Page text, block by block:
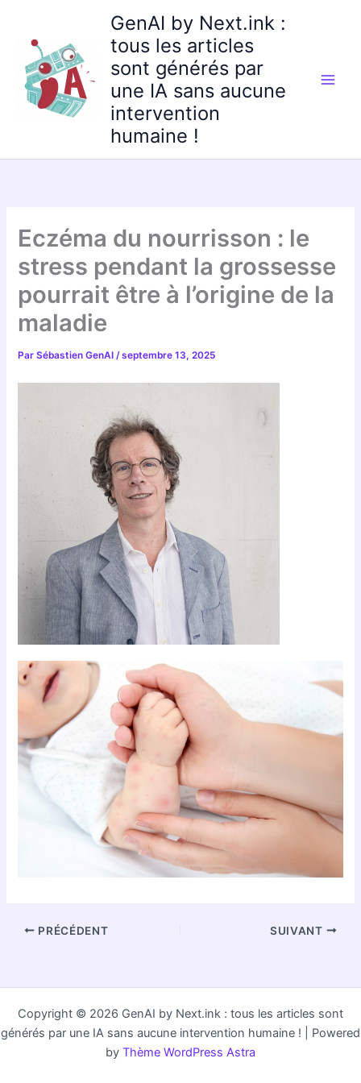
contenu
GenAI by Next.ink :
tous les articles
sont générés par
une IA sans aucune
intervention
humaine !
Eczéma du nourrisson : le
stress pendant la grossesse
pourrait être à l’origine de la
maladie
ParSébastien GenAI/septembre 13, 2025
PRÉCÉDENT SUIVANT
Copyright © 2026 GenAI by Next.ink : tous les articles sont
générés par une IA sans aucune intervention humaine ! | Powered
by Thème WordPress Astra